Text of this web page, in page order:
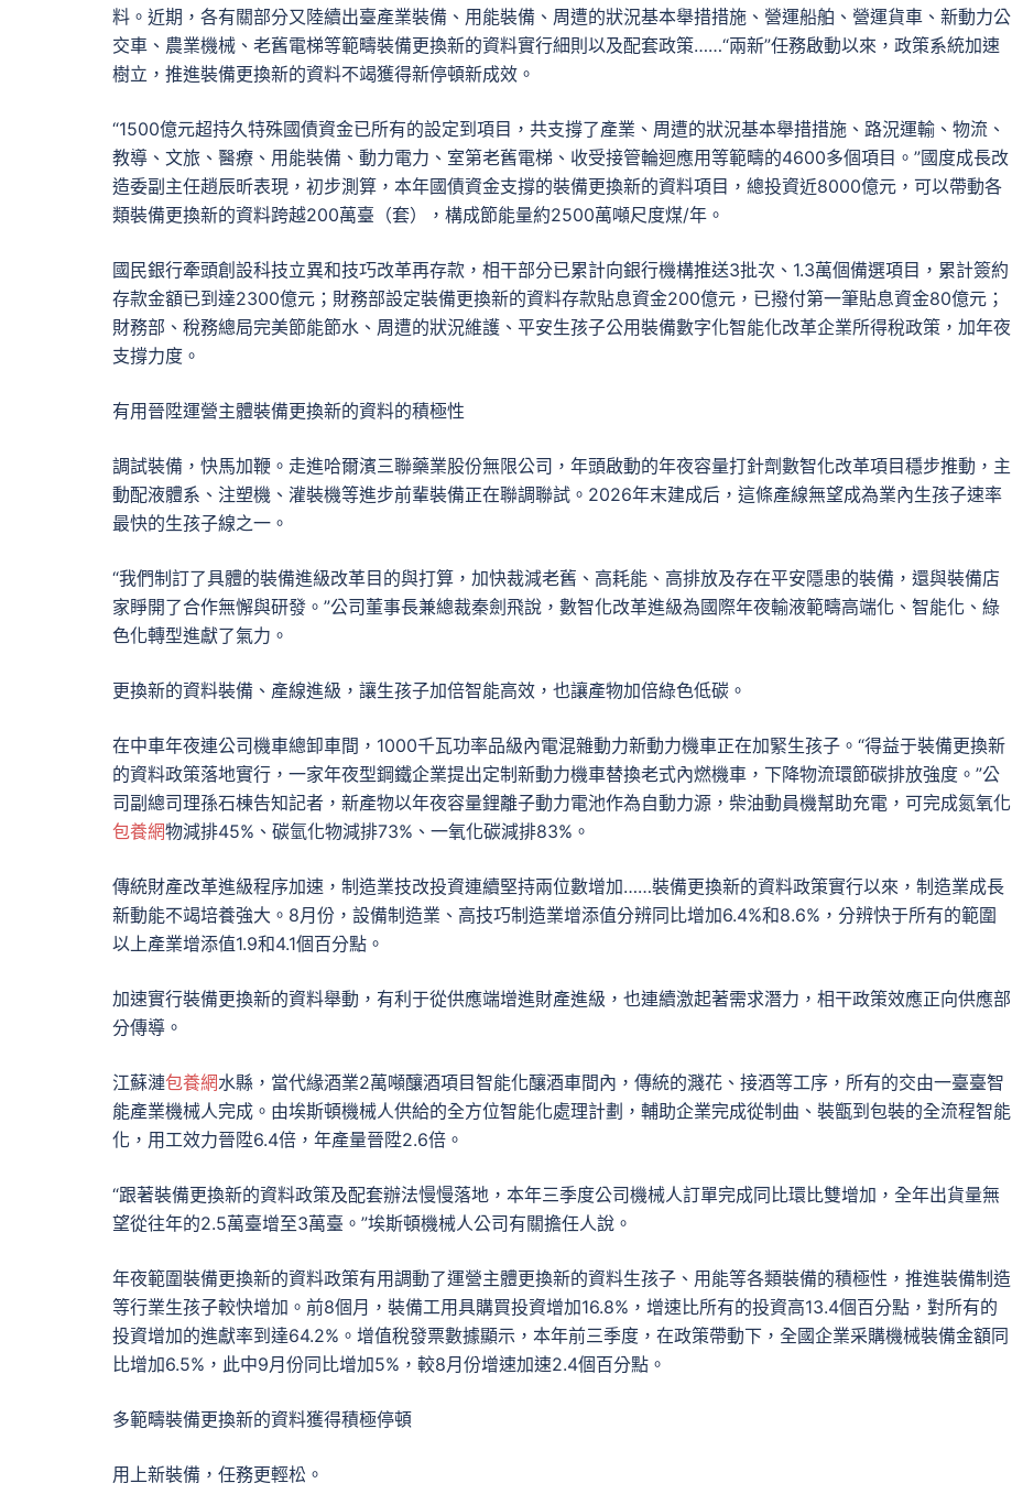
料。近期，各有關部分又陸續出臺產業裝備、用能裝備、周遭的狀況基本舉措措施、營運船舶、營運貨車、新動力公
交車、農業機械、老舊電梯等範疇裝備更換新的資料實行細則以及配套政策……“兩新”任務啟動以來，政策系統加速
樹立，推進裝備更換新的資料不竭獲得新停頓新成效。
“1500億元超持久特殊國債資金已所有的設定到項目，共支撐了產業、周遭的狀況基本舉措措施、路況運輸、物流、
教導、文旅、醫療、用能裝備、動力電力、室第老舊電梯、收受接管輪迴應用等範疇的4600多個項目。”國度成長改
造委副主任趙辰昕表現，初步測算，本年國債資金支撐的裝備更換新的資料項目，總投資近8000億元，可以帶動各
類裝備更換新的資料跨越200萬臺（套），構成節能量約2500萬噸尺度煤/年。
國民銀行牽頭創設科技立異和技巧改革再存款，相干部分已累計向銀行機構推送3批次、1.3萬個備選項目，累計簽約
存款金額已到達2300億元；財務部設定裝備更換新的資料存款貼息資金200億元，已撥付第一筆貼息資金80億元；
財務部、稅務總局完美節能節水、周遭的狀況維護、平安生孩子公用裝備數字化智能化改革企業所得稅政策，加年夜
支撐力度。
有用晉陞運營主體裝備更換新的資料的積極性
調試裝備，快馬加鞭。走進哈爾濱三聯藥業股份無限公司，年頭啟動的年夜容量打針劑數智化改革項目穩步推動，主
動配液體系、注塑機、灌裝機等進步前輩裝備正在聯調聯試。2026年末建成后，這條產線無望成為業內生孩子速率
最快的生孩子線之一。
“我們制訂了具體的裝備進級改革目的與打算，加快裁減老舊、高耗能、高排放及存在平安隱患的裝備，還與裝備店
家睜開了合作無懈與研發。”公司董事長兼總裁秦劍飛說，數智化改革進級為國際年夜輸液範疇高端化、智能化、綠
色化轉型進獻了氣力。
更換新的資料裝備、產線進級，讓生孩子加倍智能高效，也讓產物加倍綠色低碳。
在中車年夜連公司機車總卸車間，1000千瓦功率品級內電混雜動力新動力機車正在加緊生孩子。“得益于裝備更換新
的資料政策落地實行，一家年夜型鋼鐵企業提出定制新動力機車替換老式內燃機車，下降物流環節碳排放強度。”公
司副總司理孫石棟告知記者，新產物以年夜容量鋰離子動力電池作為自動力源，柴油動員機幫助充電，可完成氮氧化
包養網物減排45%、碳氫化物減排73%、一氧化碳減排83%。
傳統財產改革進級程序加速，制造業技改投資連續堅持兩位數增加……裝備更換新的資料政策實行以來，制造業成長
新動能不竭培養強大。8月份，設備制造業、高技巧制造業增添值分辨同比增加6.4%和8.6%，分辨快于所有的範圍
以上產業增添值1.9和4.1個百分點。
加速實行裝備更換新的資料舉動，有利于從供應端增進財產進級，也連續激起著需求潛力，相干政策效應正向供應部
分傳導。
江蘇漣包養網水縣，當代緣酒業2萬噸釀酒項目智能化釀酒車間內，傳統的濺花、接酒等工序，所有的交由一臺臺智
能產業機械人完成。由埃斯頓機械人供給的全方位智能化處理計劃，輔助企業完成從制曲、裝甑到包裝的全流程智能
化，用工效力晉陞6.4倍，年產量晉陞2.6倍。
“跟著裝備更換新的資料政策及配套辦法慢慢落地，本年三季度公司機械人訂單完成同比環比雙增加，全年出貨量無
望從往年的2.5萬臺增至3萬臺。”埃斯頓機械人公司有關擔任人說。
年夜範圍裝備更換新的資料政策有用調動了運營主體更換新的資料生孩子、用能等各類裝備的積極性，推進裝備制造
等行業生孩子較快增加。前8個月，裝備工用具購買投資增加16.8%，增速比所有的投資高13.4個百分點，對所有的
投資增加的進獻率到達64.2%。增值稅發票數據顯示，本年前三季度，在政策帶動下，全國企業采購機械裝備金額同
比增加6.5%，此中9月份同比增加5%，較8月份增速加速2.4個百分點。
多範疇裝備更換新的資料獲得積極停頓
用上新裝備，任務更輕松。